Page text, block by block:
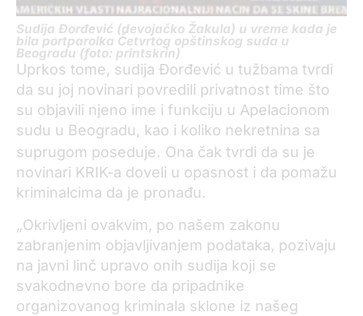
Sudija Đorđević (devojačko Žakula) u vreme kada je
bila portparolka Četvrtog opštinskog suda u
Beogradu (foto: printskrin)
Uprkos tome, sudija Đorđević u tužbama tvrdi
da su joj novinari povredili privatnost time što
su objavili njeno ime i funkciju u Apelacionom
sudu u Beogradu, kao i koliko nekretnina sa
suprugom poseduje. Ona čak tvrdi da su je
novinari KRIK-a doveli u opasnost i da pomažu
kriminalcima da je pronađu.
„Okrivljeni ovakvim, po našem zakonu
zabranjenim objavljivanjem podataka, pozivaju
na javni linč upravo onih sudija koji se
svakodnevno bore da pripadnike
organizovanog kriminala sklone iz našeg